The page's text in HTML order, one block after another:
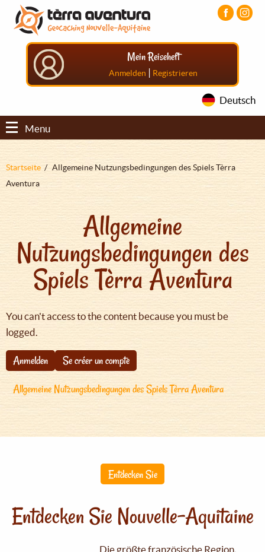
Direkt
zum
Inhalt
Aller
menu
principal
Aller
pied
Mein Reiseheft
Anmelden | Registrieren
Deutsch
Menu
Pfadnavigation
Startseite
Allgemeine Nutzungsbedingungen des Spiels Tèrra
Aventura
Allgemeine
Nutzungsbedingungen des
Spiels Tèrra Aventura
You can't access to the content because you must be
logged.
Anmelden
Se créer un compte
Allgemeine Nutzungsbedingungen des Spiels Tèrra Aventura
Entdecken Sie
Entdecken Sie Nouvelle-Aquitaine
Die größte französische Region,